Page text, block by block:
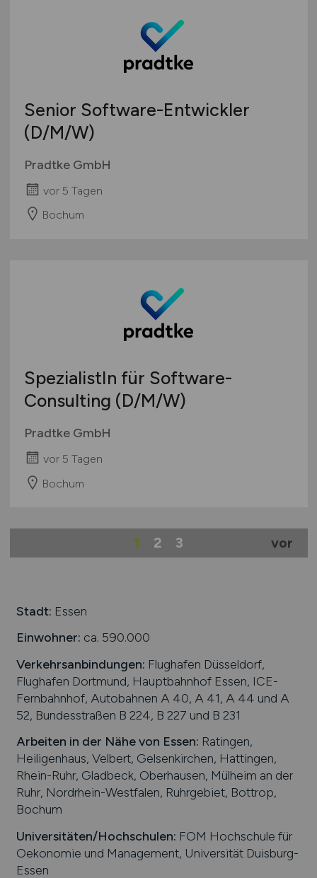
Senior Software-Entwickler
(D/M/W)
Pradtke GmbH
vor 5 Tagen
Bochum
SpezialistIn für Software-
Consulting (D/M/W)
Pradtke GmbH
vor 5 Tagen
Bochum
1 2 3 vor
Stadt: Essen
Einwohner: ca. 590.000
Verkehrsanbindungen: Flughafen Düsseldorf,
Flughafen Dortmund, Hauptbahnhof Essen, ICE-
Fernbahnhof, Autobahnen A 40, A 41, A 44 und A
52, Bundesstraßen B 224, B 227 und B 231
Arbeiten in der Nähe von Essen: Ratingen,
Heiligenhaus, Velbert, Gelsenkirchen, Hattingen,
Rhein-Ruhr, Gladbeck, Oberhausen, Mülheim an der
Ruhr, Nordrhein-Westfalen, Ruhrgebiet, Bottrop,
Bochum
Universitäten/Hochschulen: FOM Hochschule für
Oekonomie und Management, Universität Duisburg-
Essen